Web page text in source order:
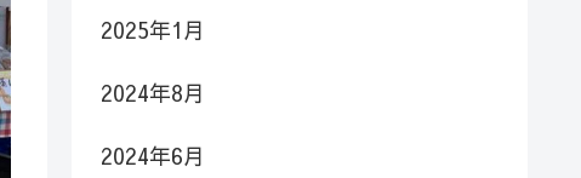
2025年1月
2024年8月
2024年6月